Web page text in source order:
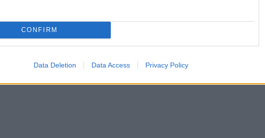
CONFIRM
Data Deletion Data Access Privacy Policy